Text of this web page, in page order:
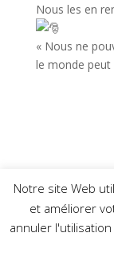
Nous les en
« Nous ne
le monde peut
Notre site Web
et améliorer
annuler